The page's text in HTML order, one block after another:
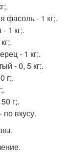
фасоль - 1 кг;.
1 кг;.
- 1 кг;.
- 0, 5 кг;.
г;.
г;.
вкусу.